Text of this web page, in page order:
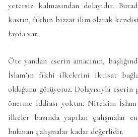
yetersiz kalmasından dolayıdır.
kastın, fıkhın bizzat ilim olarak
fayda var.
Öte yandan eserin amacının,
İslam’ın fıkhi ilkelerini iktisat
olduğunu görüyoruz. Dolayısıyla
önerme iddiası yoktur. Nitekim
ilkeler bazında yapılan çalışmalar
bulunan çalışmalar kadar değerlidir.